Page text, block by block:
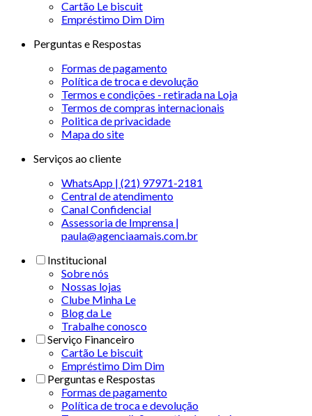
Cartão Le biscuit
Empréstimo Dim Dim
Perguntas e Respostas
Formas de pagamento
Política de troca e devolução
Termos e condições - retirada na Loja
Termos de compras internacionais
Politica de privacidade
Mapa do site
Serviços ao cliente
WhatsApp | (21) 97971-2181
Central de atendimento
Canal Confidencial
Assessoria de Imprensa |
paula@agenciaamais.com.br
Institucional
Sobre nós
Nossas lojas
Clube Minha Le
Blog da Le
Trabalhe conosco
Serviço Financeiro
Cartão Le biscuit
Empréstimo Dim Dim
Perguntas e Respostas
Formas de pagamento
Política de troca e devolução